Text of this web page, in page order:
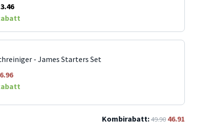
- James Starters Set
Kombirabatt:49.90 46.91